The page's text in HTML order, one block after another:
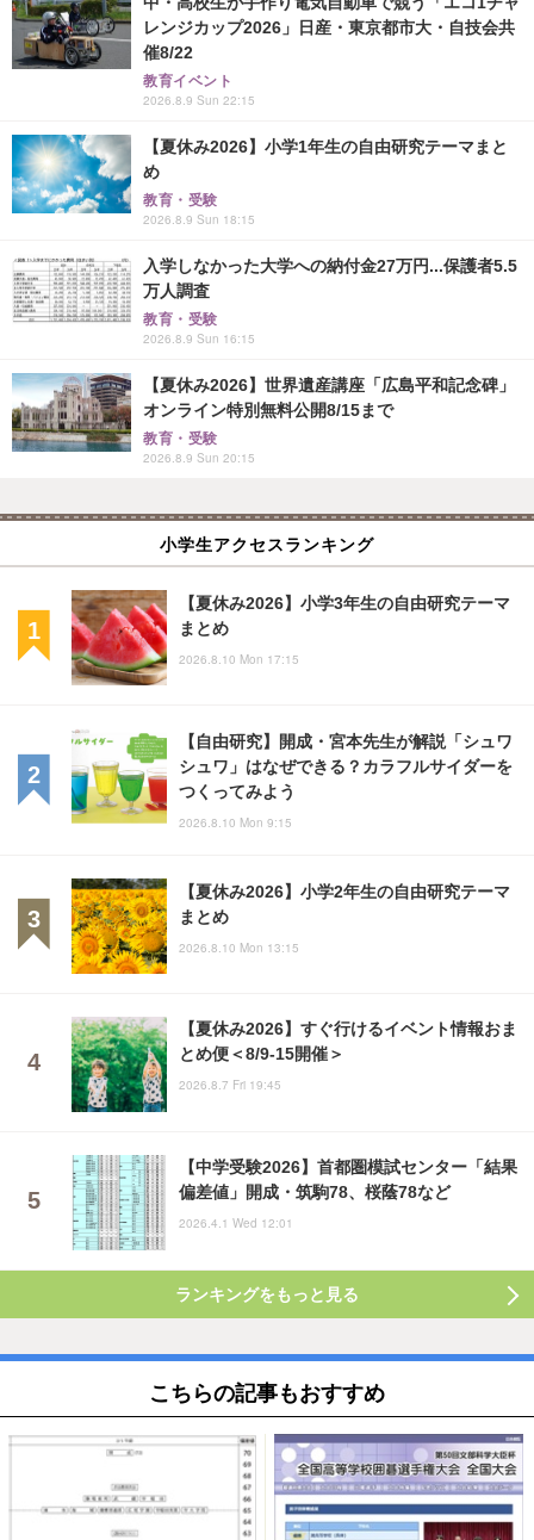
レンジカップ2026」日産・東京都市大・自技会共
催8/22
教育イベント
2026.8.9 Sun 22:15
【夏休み2026】小学1年生の自由研究テーマまと
め
教育・受験
2026.8.9 Sun 18:15
入学しなかった大学への納付金27万円...保護者5.5
万人調査
教育・受験
2026.8.9 Sun 16:15
【夏休み2026】世界遺産講座「広島平和記念碑」
オンライン特別無料公開8/15まで
教育・受験
2026.8.9 Sun 20:15
小学生アクセスランキング
【夏休み2026】小学3年生の自由研究テーマ
まとめ
2026.8.10 Mon 17:15
【自由研究】開成・宮本先生が解説「シュワ
シュワ」はなぜできる？カラフルサイダーを
つくってみよう
2026.8.10 Mon 9:15
【夏休み2026】小学2年生の自由研究テーマ
まとめ
2026.8.10 Mon 13:15
【夏休み2026】すぐ行けるイベント情報おま
とめ便＜8/9-15開催＞
2026.8.7 Fri 19:45
【中学受験2026】首都圏模試センター「結果
偏差値」開成・筑駒78、桜蔭78など
2026.4.1 Wed 12:01
ランキングをもっと見る
こちらの記事もおすすめ